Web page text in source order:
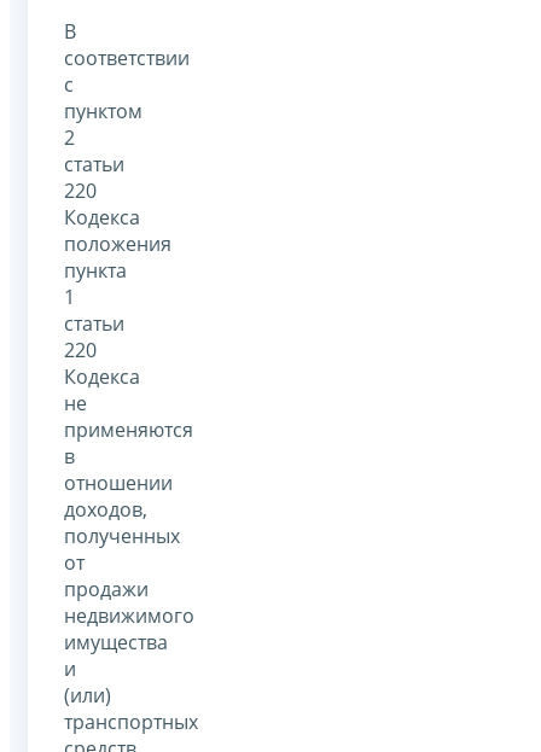
В
соответствии
с
пунктом
2
статьи
220
Кодекса
положения
пункта
1
статьи
220
Кодекса
не
применяются
в
отношении
доходов,
полученных
от
продажи
недвижимого
имущества
и
(или)
транспортных